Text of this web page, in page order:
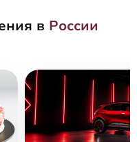
в России